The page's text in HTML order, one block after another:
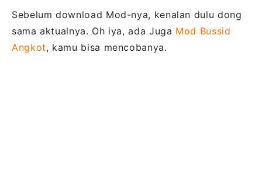
Sebelum download Mod-nya, kenalan dulu dong
sama aktualnya. Oh iya, ada Juga Mod Bussid
Angkot, kamu bisa mencobanya.